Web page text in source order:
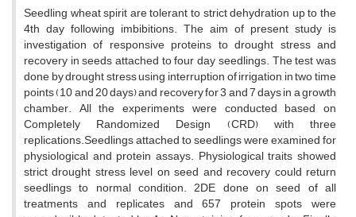
Seedling wheat spirit are tolerant to strict dehydration up to the
4th day following imbibitions. The aim of present study is
investigation of responsive proteins to drought stress and
recovery in seeds attached to four day seedlings. The test was
done by drought stress using interruption of irrigation in two time
points (10 and 20 days) and recovery for 3 and 7 days in a growth
chamber. All the experiments were conducted based on
Completely Randomized Design (CRD) with three
replications.Seedlings attached to seedlings were examined for
physiological and protein assays. Physiological traits showed
strict drought stress level on seed and recovery could return
seedlings to normal condition. 2DE done on seed of all
treatments and replicates and 657 protein spots were